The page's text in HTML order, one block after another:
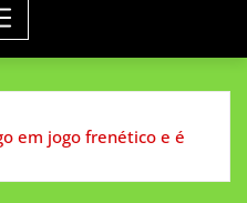
em jogo frenético e é